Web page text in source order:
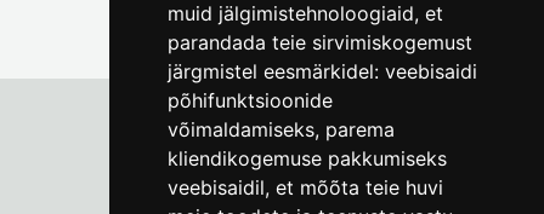
muid jälgimistehnoloogiaid, et
parandada teie sirvimiskogemust
järgmistel eesmärkidel: veebisaidi
põhifunktsioonide
võimaldamiseks, parema
kliendikogemuse pakkumiseks
veebisaidil, et mõõta teie huvi
Tallinna Linnamuuseum
Vene 17